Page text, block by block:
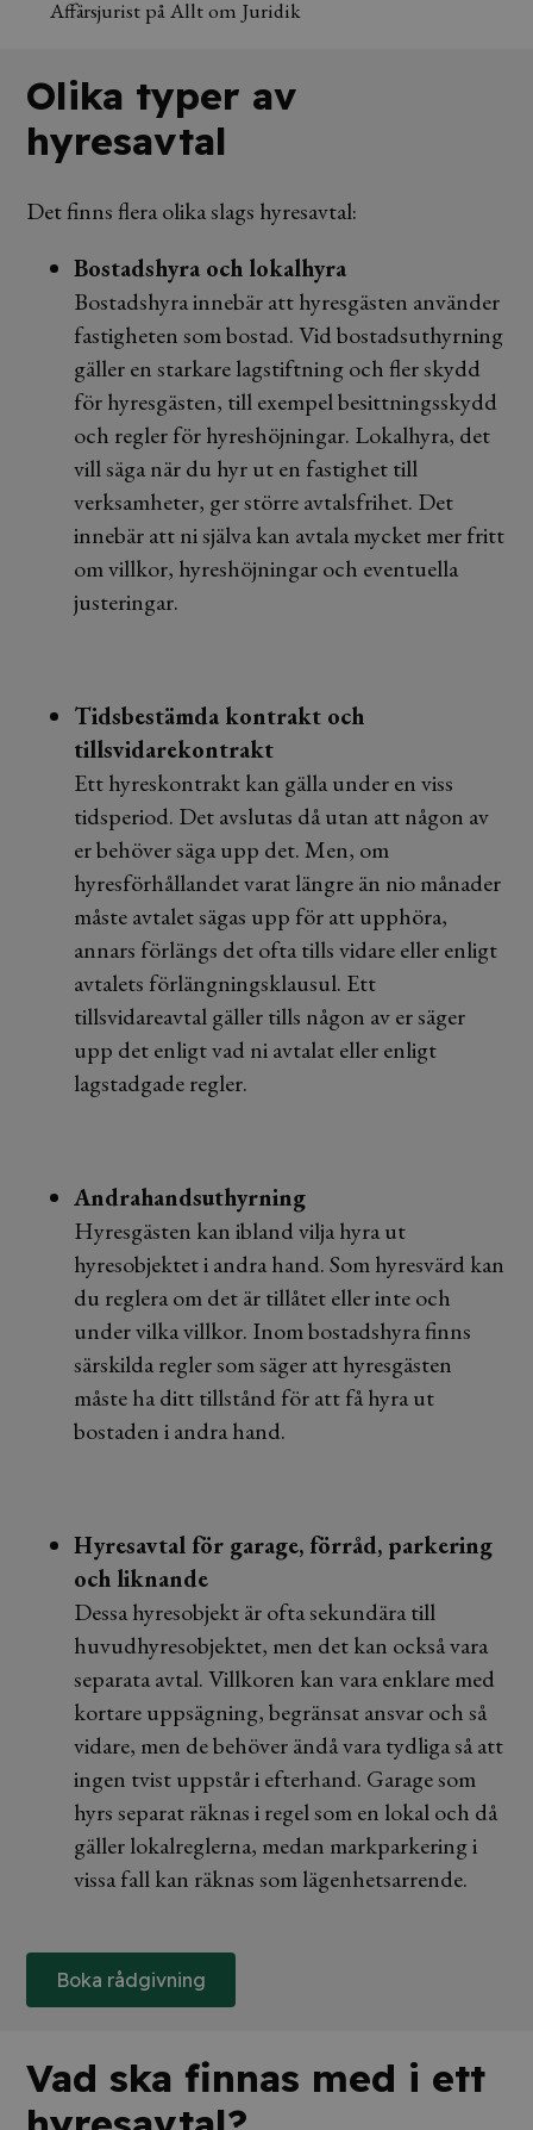
Affärsjurist på Allt om Juridik
Olika typer av
hyresavtal
Det finns flera olika slags hyresavtal:
Bostadshyra och lokalhyra
Bostadshyra innebär att hyresgästen använder
fastigheten som bostad. Vid bostadsuthyrning
gäller en starkare lagstiftning och fler skydd
för hyresgästen, till exempel besittningsskydd
och regler för hyreshöjningar. Lokalhyra, det
vill säga när du hyr ut en fastighet till
verksamheter, ger större avtalsfrihet. Det
innebär att ni själva kan avtala mycket mer fritt
om villkor, hyreshöjningar och eventuella
justeringar.
Tidsbestämda kontrakt och
tillsvidarekontrakt
Ett hyreskontrakt kan gälla under en viss
tidsperiod. Det avslutas då utan att någon av
er behöver säga upp det. Men, om
hyresförhållandet varat längre än nio månader
måste avtalet sägas upp för att upphöra,
annars förlängs det ofta tills vidare eller enligt
avtalets förlängningsklausul. Ett
tillsvidareavtal gäller tills någon av er säger
upp det enligt vad ni avtalat eller enligt
lagstadgade regler.
Andrahandsuthyrning
Hyresgästen kan ibland vilja hyra ut
hyresobjektet i andra hand. Som hyresvärd kan
du reglera om det är tillåtet eller inte och
under vilka villkor. Inom bostadshyra finns
särskilda regler som säger att hyresgästen
måste ha ditt tillstånd för att få hyra ut
bostaden i andra hand.
Hyresavtal för garage, förråd, parkering
och liknande
Dessa hyresobjekt är ofta sekundära till
huvudhyresobjektet, men det kan också vara
separata avtal. Villkoren kan vara enklare med
kortare uppsägning, begränsat ansvar och så
vidare, men de behöver ändå vara tydliga så att
ingen tvist uppstår i efterhand. Garage som
hyrs separat räknas i regel som en lokal och då
gäller lokalreglerna, medan markparkering i
vissa fall kan räknas som lägenhetsarrende.
Boka rådgivning
Vad ska finnas med i ett